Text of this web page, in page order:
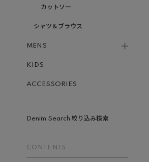
カットソー
シャツ＆ブラウス
MENS
KIDS
ACCESSORIES
Denim Search 絞り込み検索
CONTENTS